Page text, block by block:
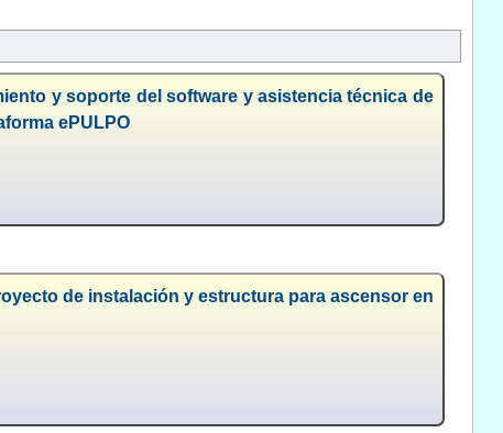
y soporte del software y asistencia técnica de
ePULPO
de instalación y estructura para ascensor en